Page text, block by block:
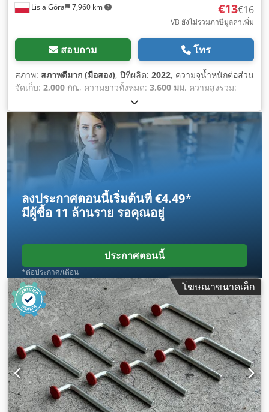
Lisia Góra 7,960 km €13€16
VB ยังไม่รวมภาษีมูลค่าเพิ่ม
สอบถาม โทร
สภาพ: สภาพดีมาก (มือสอง), ปีที่ผลิต: 2022, ความจุน้ำหนักต่อส่วน
จัดเก็บ: 2,000 กก., ความยาวทั้งหมด: 3,600 มม, ความสูงรวม:
ลงประกาศตอนนี้เริ่มต้นที่ €4.49*
มีผู้ซื้อ 11 ล้านราย รอคุณอยู่
ประกาศตอนนี้
*ต่อประกาศ/เดือน
โฆษณาขนาดเล็ก